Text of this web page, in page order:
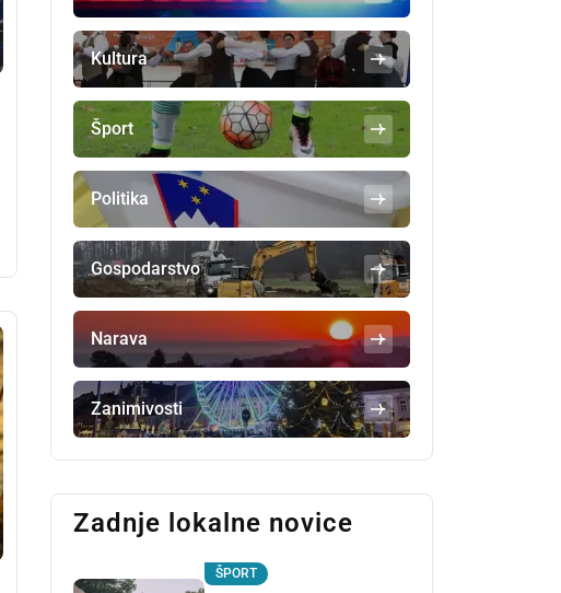
Kultura
Šport
Politika
Gospodarstvo
Narava
Zanimivosti
Zadnje lokalne novice
ŠPORT